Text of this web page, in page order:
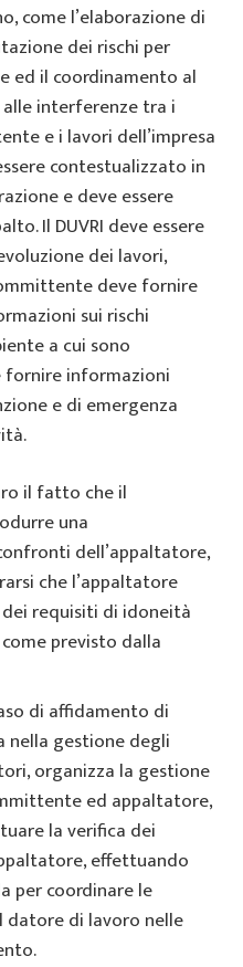
come l’elaborazione di
dei rischi per
ed il coordinamento al
interferenze tra i
e i lavori dell’impresa
contestualizzato in
e deve essere
Il DUVRI deve essere
dei lavori,
deve fornire
sui rischi
a cui sono
fornire informazioni
e di emergenza
il fatto che il
una
dell’appaltatore,
che l’appaltatore
dei requisiti di idoneità
previsto dalla
di affidamento di
nella gestione degli
organizza la gestione
ed appaltatore,
la verifica dei
effettuando
per coordinare le
di lavoro nelle